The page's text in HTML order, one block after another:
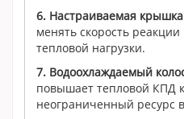
6. Настраиваемая
менять скорость
тепловой нагрузки.
7. Водоохлаждаемый
повышает тепловой КПД
неограниченный ресурс